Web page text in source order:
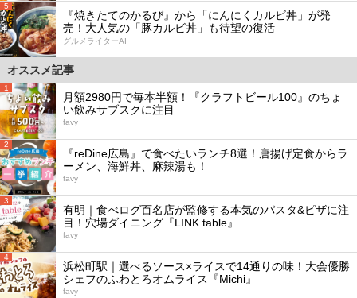
5
『焼きたてのかるび』から「にんにくカルビ丼」が発
売！大人気の「豚カルビ丼」も待望の復活
グルメライターAI
オススメ記事
1
月額2980円で毎本半額！『クラフトビール100』のちょ
い飲みサブスクに注目
favy
2
『reDine広島』で食べたいランチ8選！唐揚げ定食からラ
ーメン、海鮮丼、麻辣湯も！
favy
3
有明｜食べログ百名店が監修する本気のパスタ&ピザに注
目！穴場ダイニング『LINK table』
favy
4
浜松町駅｜選べるソース×ライスで14通りの味！大会優勝
シェフのふわとろオムライス『Michi』
favy